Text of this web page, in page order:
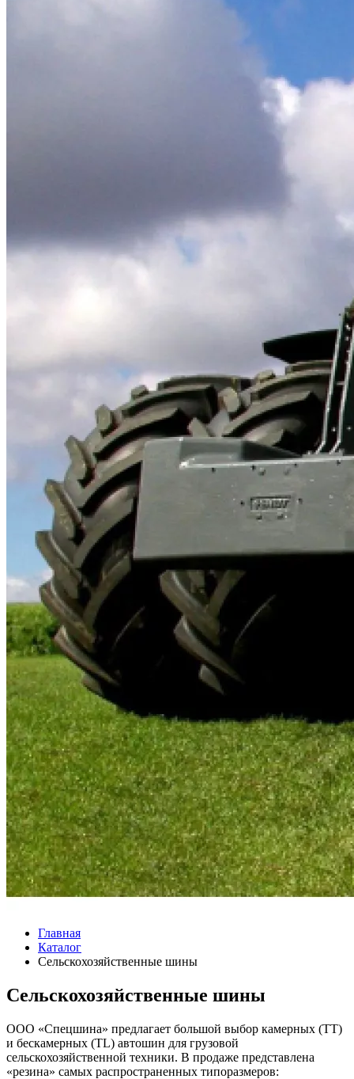
Главная
Каталог
Сельскохозяйственные шины
Сельскохозяйственные шины
ООО «Спецшина» предлагает большой выбор камерных (TT)
и бескамерных (TL) автошин для грузовой
сельскохозяйственной техники. В продаже представлена
«резина» самых распространенных типоразмеров: